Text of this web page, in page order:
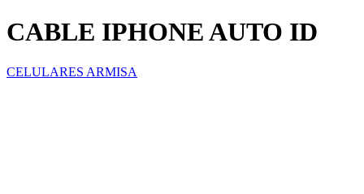
CABLE IPHONE AUTO ID
CELULARES ARMISA